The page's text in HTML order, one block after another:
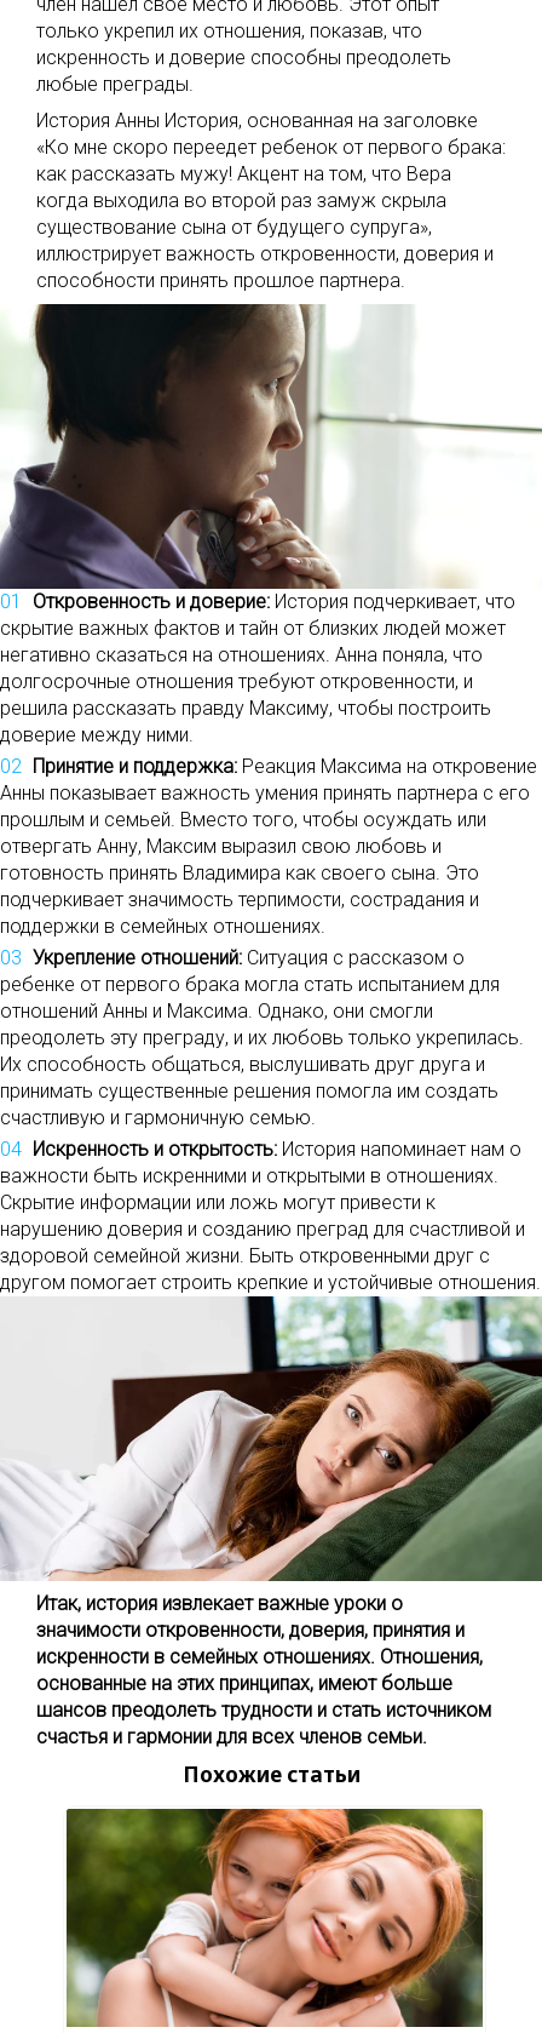
только укрепил их отношения, показав, что
искренность и доверие способны преодолеть
любые преграды.
История Анны История, основанная на заголовке
«Ко мне скоро переедет ребенок от первого брака:
как рассказать мужу! Акцент на том, что Вера
когда выходила во второй раз замуж скрыла
существование сына от будущего супруга»,
иллюстрирует важность откровенности, доверия и
способности принять прошлое партнера.
Откровенность и доверие: История подчеркивает, что
скрытие важных фактов и тайн от близких людей может
негативно сказаться на отношениях. Анна поняла, что
долгосрочные отношения требуют откровенности, и
решила рассказать правду Максиму, чтобы построить
доверие между ними.
Принятие и поддержка: Реакция Максима на откровение
Анны показывает важность умения принять партнера с его
прошлым и семьей. Вместо того, чтобы осуждать или
отвергать Анну, Максим выразил свою любовь и
готовность принять Владимира как своего сына. Это
подчеркивает значимость терпимости, сострадания и
поддержки в семейных отношениях.
Укрепление отношений: Ситуация с рассказом о
ребенке от первого брака могла стать испытанием для
отношений Анны и Максима. Однако, они смогли
преодолеть эту преграду, и их любовь только укрепилась.
Их способность общаться, выслушивать друг друга и
принимать существенные решения помогла им создать
счастливую и гармоничную семью.
Искренность и открытость: История напоминает нам о
важности быть искренними и открытыми в отношениях.
Скрытие информации или ложь могут привести к
нарушению доверия и созданию преград для счастливой и
здоровой семейной жизни. Быть откровенными друг с
другом помогает строить крепкие и устойчивые отношения.
Итак, история извлекает важные уроки о
значимости откровенности, доверия, принятия и
искренности в семейных отношениях. Отношения,
основанные на этих принципах, имеют больше
шансов преодолеть трудности и стать источником
счастья и гармонии для всех членов семьи.
Похожие статьи